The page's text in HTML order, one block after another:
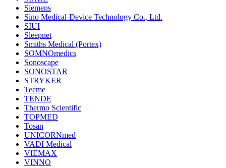
Siemens
Sino Medical-Device Technology Co., Ltd.
SIUI
Sleepnet
Smiths Medical (Portex)
SOMNOmedics
Sonoscape
SONOSTAR
STRYKER
Tecme
TENDE
Thermo Scientific
TOPMED
Tosan
UNICORNmed
VADI Medical
VIEMAX
VINNO